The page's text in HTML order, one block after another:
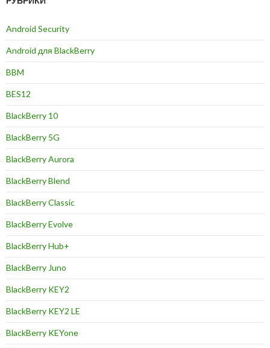
Android Security
Android для BlackBerry
BBM
BES12
BlackBerry 10
BlackBerry 5G
BlackBerry Aurora
BlackBerry Blend
BlackBerry Classic
BlackBerry Evolve
BlackBerry Hub+
BlackBerry Juno
BlackBerry KEY2
BlackBerry KEY2 LE
BlackBerry KEYone